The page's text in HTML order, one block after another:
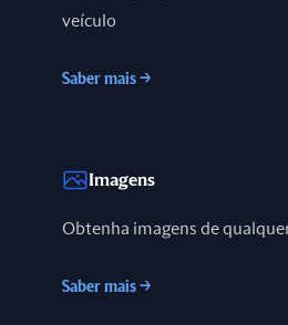
veículo
Saber mais →
Imagens
Obtenha imagens de
Saber mais →